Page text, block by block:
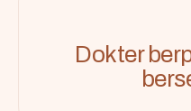
Dokter